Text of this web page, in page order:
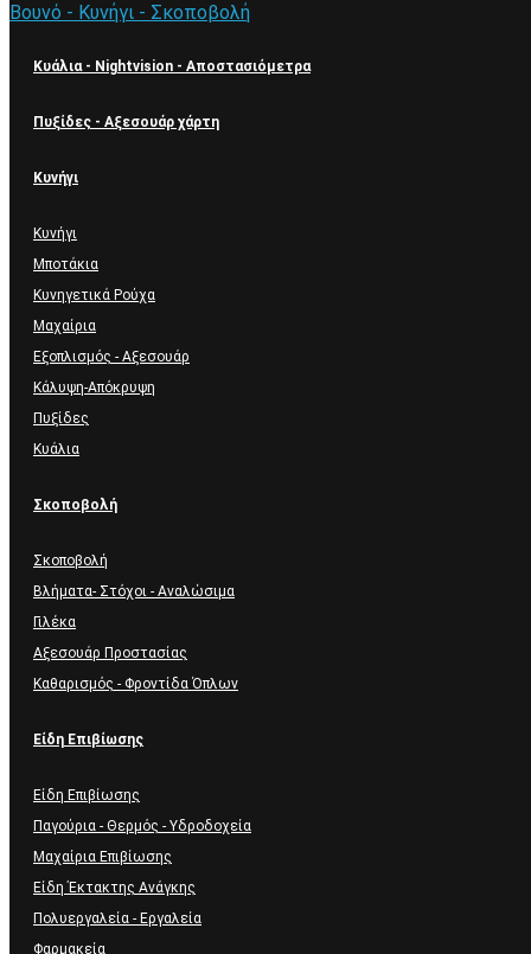
Βουνό - Κυνήγι - Σκοποβολή
Κυάλια - Nightvision - Αποστασιόμετρα
Πυξίδες - Αξεσουάρ χάρτη
Κυνήγι
Κυνήγι
Μποτάκια
Κυνηγετικά Ρούχα
Μαχαίρια
Εξοπλισμός - Αξεσουάρ
Κάλυψη-Απόκρυψη
Πυξίδες
Κυάλια
Σκοποβολή
Σκοποβολή
Βλήματα- Στόχοι - Αναλώσιμα
Γιλέκα
Αξεσουάρ Προστασίας
Καθαρισμός - Φροντίδα Όπλων
Είδη Επιβίωσης
Είδη Επιβίωσης
Παγούρια - Θερμός - Υδροδοχεία
Μαχαίρια Επιβίωσης
Είδη Έκτακτης Ανάγκης
Πολυεργαλεία - Εργαλεία
Φαρμακεία